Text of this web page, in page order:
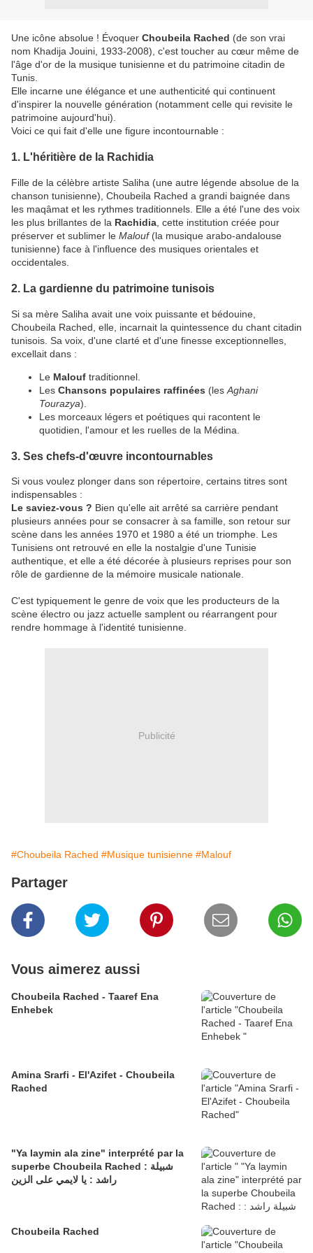
Une icône absolue ! Évoquer Choubeila Rached (de son vrai
nom Khadija Jouini, 1933-2008), c'est toucher au cœur même de
l'âge d'or de la musique tunisienne et du patrimoine citadin de
Tunis.
​Elle incarne une élégance et une authenticité qui continuent
d'inspirer la nouvelle génération (notamment celle qui revisite le
patrimoine aujourd'hui).
​Voici ce qui fait d'elle une figure incontournable :
​1. L'héritière de la Rachidia
​Fille de la célèbre artiste Saliha (une autre légende absolue de la
chanson tunisienne), Choubeila Rached a grandi baignée dans
les maqâmat et les rythmes traditionnels. Elle a été l'une des voix
les plus brillantes de la Rachidia , cette institution créée pour
préserver et sublimer le Malouf(la musique arabo-andalouse
tunisienne) face à l'influence des musiques orientales et
occidentales.
​2. La gardienne du patrimoine tunisois
​Si sa mère Saliha avait une voix puissante et bédouine,
Choubeila Rached, elle, incarnait la quintessence du chant citadin
tunisois. Sa voix, d'une clarté et d'une finesse exceptionnelles,
excellait dans :
​Le Malouf traditionnel.
​Les Chansons populaires raffinées (les Aghani
Tourazya).
​Les morceaux légers et poétiques qui racontent le
quotidien, l'amour et les ruelles de la Médina.
​3. Ses chefs-d'œuvre incontournables
​Si vous voulez plonger dans son répertoire, certains titres sont
indispensables :
Le saviez-vous ? Bien qu'elle ait arrêté sa carrière pendant
plusieurs années pour se consacrer à sa famille, son retour sur
scène dans les années 1970 et 1980 a été un triomphe. Les
Tunisiens ont retrouvé en elle la nostalgie d'une Tunisie
authentique, et elle a été décorée à plusieurs reprises pour son
rôle de gardienne de la mémoire musicale nationale.
​C'est typiquement le genre de voix que les producteurs de la
scène électro ou jazz actuelle samplent ou réarrangent pour
rendre hommage à l'identité tunisienne.
Publicité
#Choubeila Rached #Musique tunisienne #Malouf
Partager
Vous aimerez aussi
Choubeila Rached - Taaref Ena
Enhebek
Amina Srarfi - El'Azifet - Choubeila
Rached
"Ya laymin ala zine" interprété par la
superbe Choubeila Rached : شبيلة
راشد : يا لايمي على الزين
Choubeila Rached